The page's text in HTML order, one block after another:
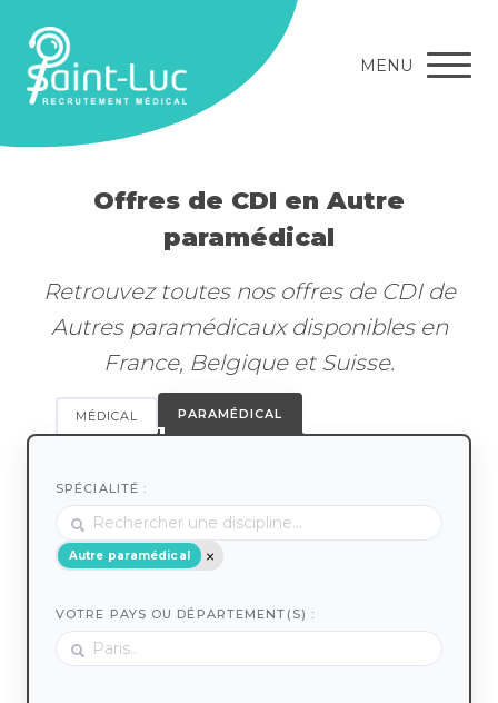
MENU
Offres de CDI en Autre
paramédical
Retrouvez toutes nos offres de CDI de
Autres paramédicaux disponibles en
France, Belgique et Suisse.
MÉDICAL PARAMÉDICAL
SPÉCIALITÉ :
Autre paramédical
VOTRE PAYS OU DÉPARTEMENT(S) :